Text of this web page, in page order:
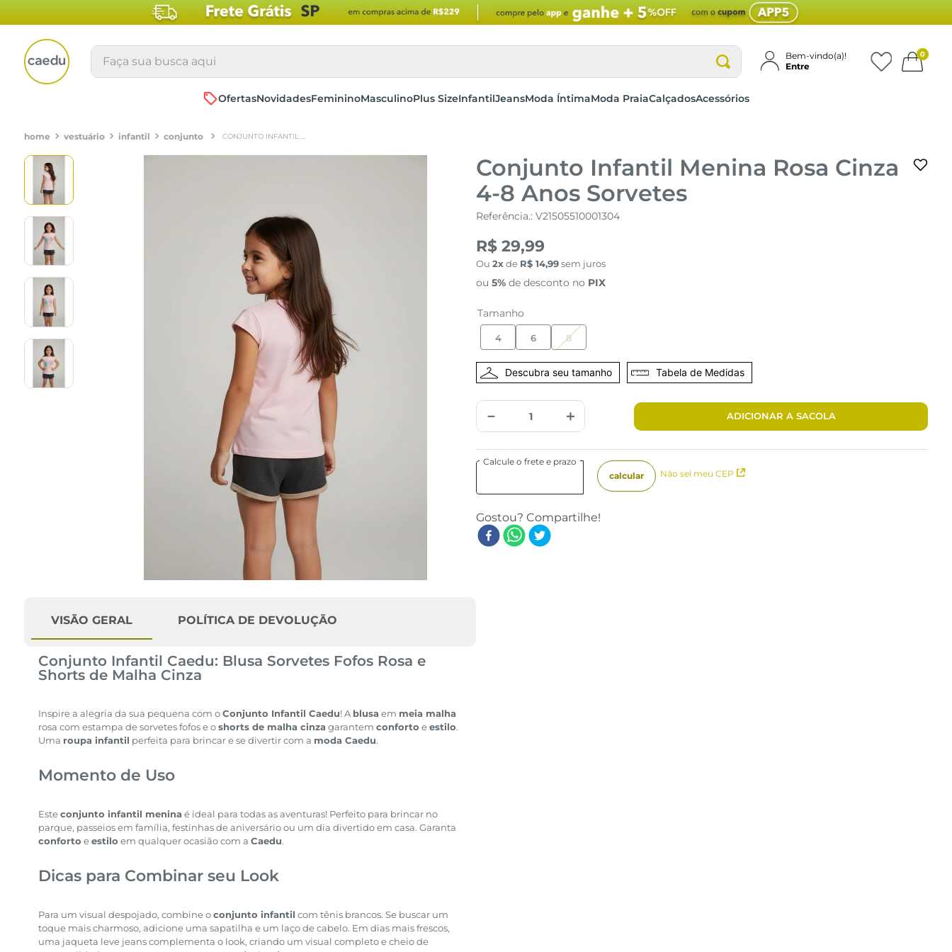
Faça sua busca aqui
Bem-vindo(a)!
Entre
0
OfertasNovidadesFemininoMasculinoPlus SizeInfantilJeansModa ÍntimaModa PraiaCalçadosAcessórios
vestuário infantil conjunto CONJUNTO INFANTIL MENINA ROSA CINZA 4-8 ANOS SORVETES
Conjunto Infantil Menina Rosa Cinza
4-8 Anos Sorvetes
Referência.: V21505510001304
R$ 29,99
Ou 2 de R$ 14,99sem juros
ou 5% de desconto no PIX
Tamanho
4 6 8
Tabela de Medidas
＋
－ ADICIONAR A SACOLA
Não sei meu CEP
VISÃO GERAL POLÍTICA DE DEVOLUÇÃO
Conjunto Infantil Caedu: Blusa Sorvetes Fofos Rosa e
Shorts de Malha Cinza
Inspire a alegria da sua pequena com oConjunto Infantil Caedu! A blusa em meia malha
rosa com estampa de sorvetes fofos e oshorts de malha cinza garantem conforto eestilo.
Uma roupa infantil perfeita para brincar e se divertir com a moda Caedu.
Momento de Uso
Esteconjunto infantil menina é ideal para todas as aventuras! Perfeito para brincar no
parque, passeios em família, festinhas de aniversário ou um dia divertido em casa. Garanta
conforto eestilo em qualquer ocasião com a Caedu.
Dicas para Combinar seu Look
Para um visual despojado, combine oconjunto infantil com tênis brancos. Se buscar um
toque mais charmoso, adicione uma sapatilha e um laço de cabelo. Em dias mais frescos,
uma jaqueta leve jeans complementa o look, criando um visual completo e cheio de